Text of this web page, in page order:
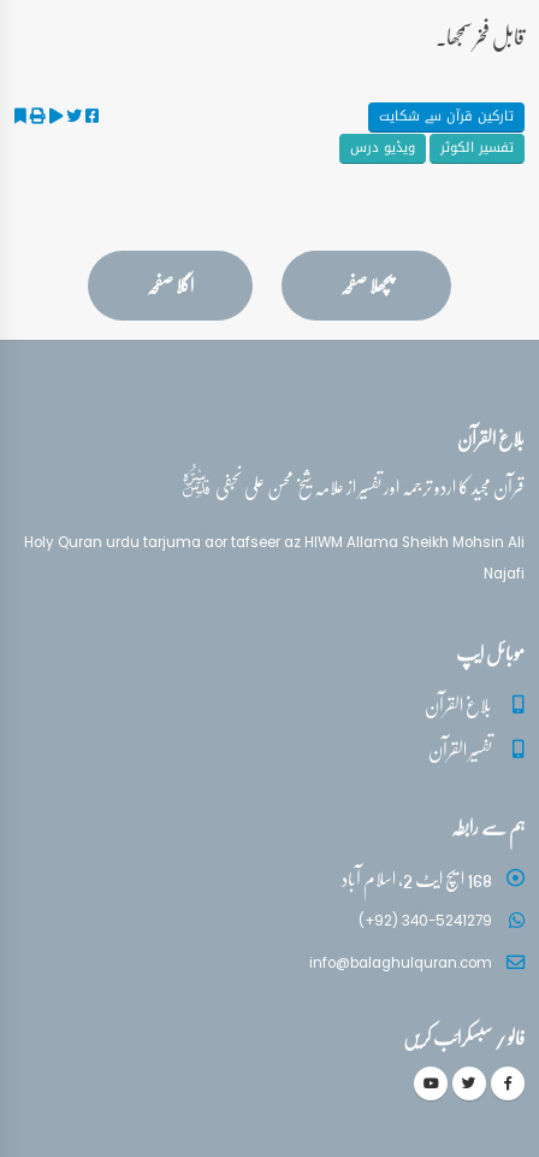
قابل فخر سمجھا۔
تارکین قرآن سے شکایت
تفسیر الکوثر
ویڈیو درس
پچھلا صفحہ اگلا صفحہ
بلاغ القرآن
قرآن مجید کا اردو ترجمہ اور تفسیر از علامہ شیخ محسن علی نجفیقدس‌سره
Holy Quran urdu tarjuma aor tafseer az HIWM Allama Sheikh Mohsin Ali
Najafi
موبائل ایپ
بلاغ القرآن
تفسیر القرآن
ہم سے رابطہ
168 ایچ ایٹ 2، اسلام آباد
(+92) 340-5241279
info@balaghulquran.com
فالو / سبسکرائب کریں